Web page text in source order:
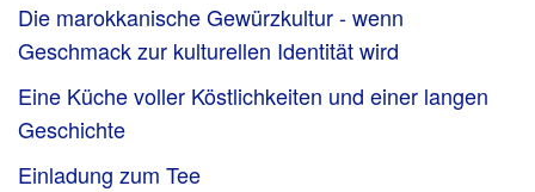
Die marokkanische Gewürzkultur - wenn
Geschmack zur kulturellen Identität wird
Eine Küche voller Köstlichkeiten und einer langen
Geschichte
Einladung zum Tee